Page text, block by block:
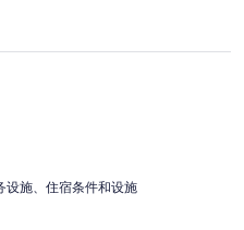
设施、住宿条件和设施